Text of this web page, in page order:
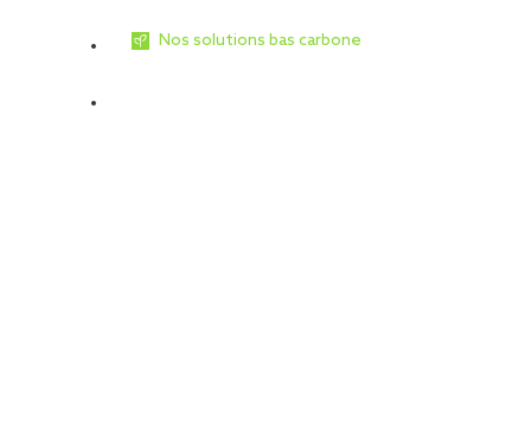
Nos solutions bas carbone